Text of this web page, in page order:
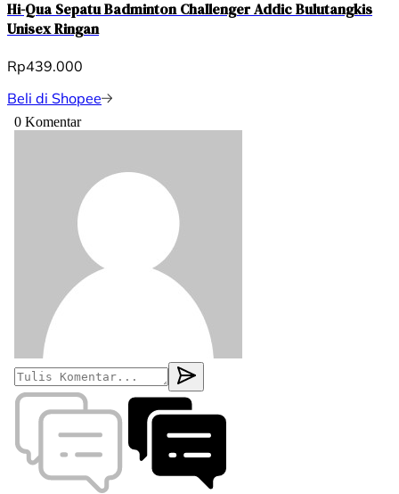
Hi-Qua Sepatu Badminton Challenger Addic Bulutangkis
Unisex Ringan
Rp439.000
Beli di Shopee